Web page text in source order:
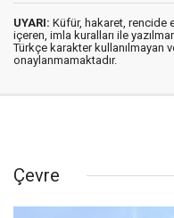
UYARI: Küfür, hakaret, rencide
içeren, imla kuralları ile
Türkçe karakter kullanılmayan
onaylanmamaktadır.
Çevre